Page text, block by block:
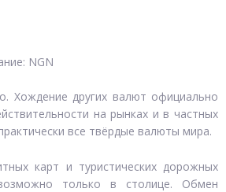
NGN
Хождение других валют официально
на рынках и в частных
все твёрдые валюты мира.
карт и туристических дорожных
только в столице. Обмен